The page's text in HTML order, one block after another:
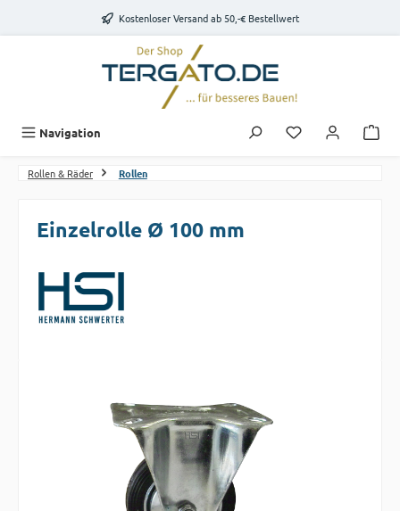
Zum Hauptinhalt springenKostenloser Versand ab 50,-€ Bestellwert
Navigation Du hast 0
Rollen & Räder Rollen
Einzelrolle Ø 100 mm